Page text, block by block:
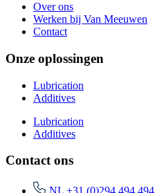
Over ons
Werken bij Van Meeuwen
Contact
Onze oplossingen
Lubrication
Additives
Lubrication
Additives
Contact ons